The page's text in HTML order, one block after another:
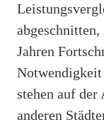
Jahren
Notwendigkeit
stehen auf der
anderen